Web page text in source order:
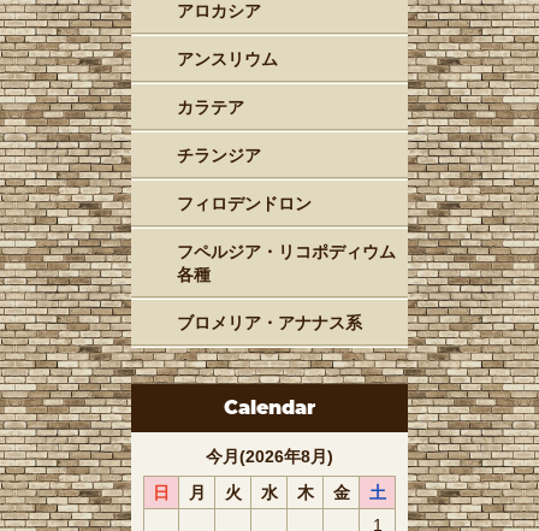
アロカシア
アンスリウム
カラテア
チランジア
フィロデンドロン
フペルジア・リコポディウム
各種
ブロメリア・アナナス系
Calendar
今月(2026年8月)
日
月 火 水 木 金
土
1